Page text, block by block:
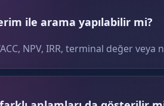
ile arama yapılabilir mi?
NPV, IRR, terminal değer